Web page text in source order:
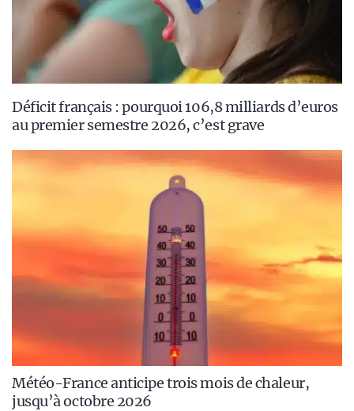
Déficit français : pourquoi 106,8 milliards d’euros
au premier semestre 2026, c’est grave
Météo-France anticipe trois mois de chaleur,
jusqu’à octobre 2026